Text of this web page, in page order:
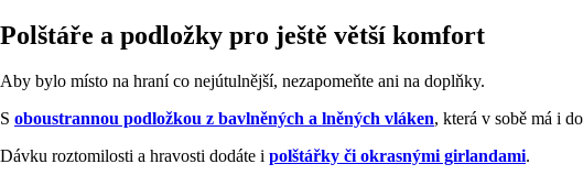
Polštáře a podložky pro ještě větší komfort
Aby bylo místo na hraní co nejútulnější, nezapomeňte ani na doplňky.
S oboustrannou podložkou z bavlněných a lněných vláken, která v sobě má i
Dávku roztomilosti a hravosti dodáte i polštářky či okrasnými girlandami.